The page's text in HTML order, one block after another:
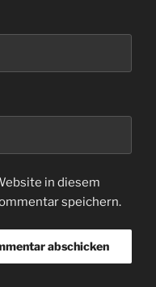
in diesem
speichern.